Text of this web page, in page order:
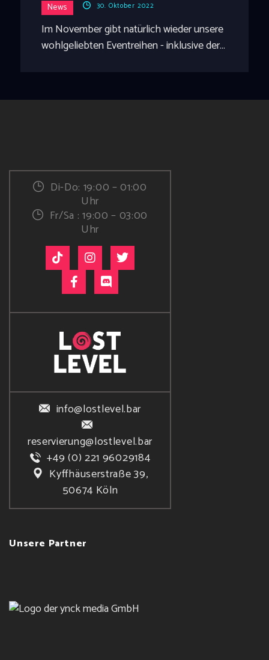
News 30. Oktober 2022
Im November gibt natürlich wieder unsere
wohlgeliebten Eventreihen - inklusive der…
Di-Do: 19:00 – 01:00
Uhr
Fr/Sa : 19:00 – 03:00
Uhr
info@lostlevel.bar
reservierung@lostlevel.bar
+49 (0) 221 96029184
Kyffhäuserstraße 39,
50674 Köln
Unsere Partner